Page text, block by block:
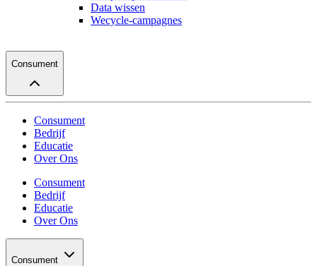
Data wissen
Wecycle-campagnes
Consument
Consument
Bedrijf
Educatie
Over Ons
Consument
Bedrijf
Educatie
Over Ons
Consument